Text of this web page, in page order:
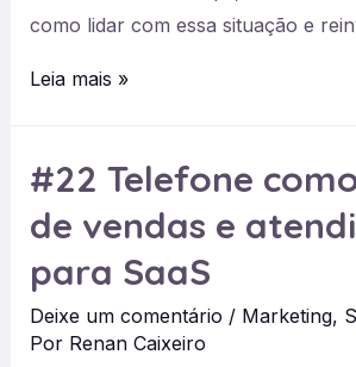
como lidar com essa situação e
#23
–
O
da
Pingback,
com
Leia mais »
#22 Telefone
de vendas e
para SaaS
Deixe um comentário / Marketing,
Por Renan Caixeiro